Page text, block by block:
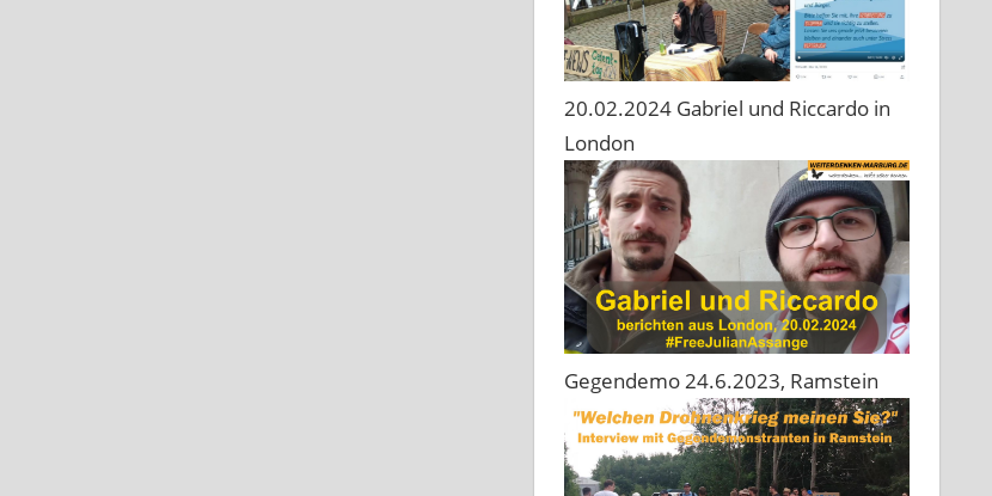
20.02.2024 Gabriel und Riccardo in
London
Gegendemo 24.6.2023, Ramstein